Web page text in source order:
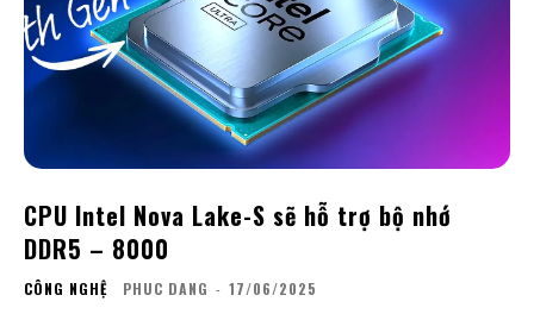
CPU Intel Nova Lake-S sẽ hỗ trợ bộ nhớ
DDR5 – 8000
CÔNG NGHỆ PHUC DANG - 17/06/2025